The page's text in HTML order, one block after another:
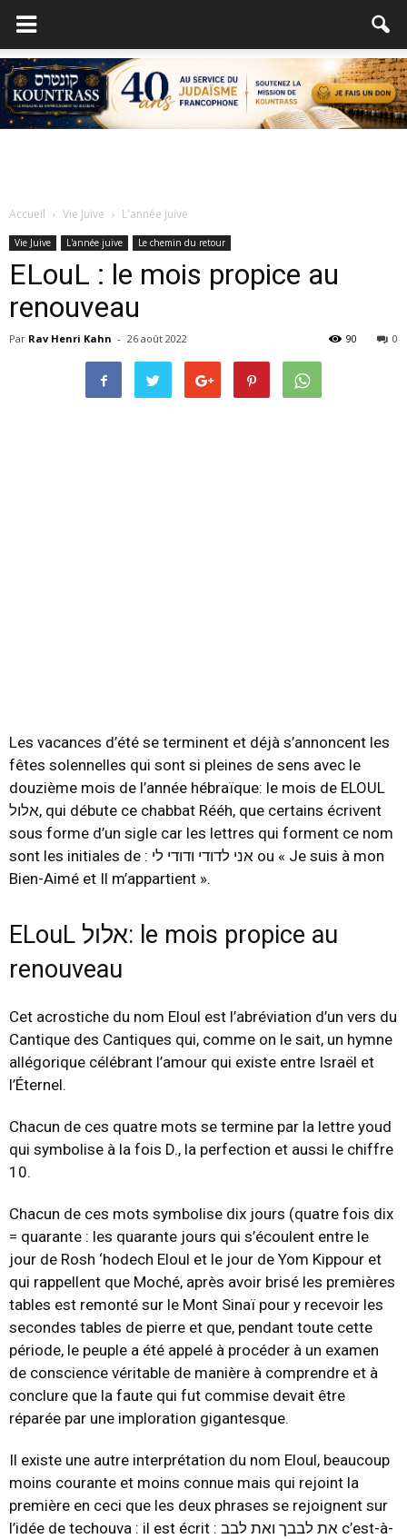
Accueil Vie Juive L'année juive
Vie Juive L'année juive Le chemin du retour
ELouL : le mois propice au
renouveau
Par Rav Henri Kahn - 26 août 2022 0
90
Les vacances d’été se terminent et déjà s’annoncent les
fêtes solennelles qui sont si pleines de sens avec le
douzième mois de l’année hébraïque: le mois de ELOUL
אלול, qui débute ce chabbat Rééh, que certains écrivent
sous forme d’un sigle car les lettres qui forment ce nom
sont les initiales de : אני לדודי ודודי לי ou « Je suis à mon
Bien-Aimé et Il m’appartient ».
ELouL אלול: le mois propice au
renouveau
Cet acrostiche du nom Eloul est l’abréviation d’un vers du
Cantique des Cantiques qui, comme on le sait, un hymne
allégorique célébrant l’amour qui existe entre Israël et
l’Éternel.
Chacun de ces quatre mots se termine par la lettre youd
qui symbolise à la fois D., la perfection et aussi le chiffre
10.
Chacun de ces mots symbolise dix jours (quatre fois dix
= quarante : les quarante jours qui s’écoulent entre le
jour de Rosh ‘hodech Eloul et le jour de Yom Kippour et
qui rappellent que Moché, après avoir brisé les premières
tables est remonté sur le Mont Sinaï pour y recevoir les
secondes tables de pierre et que, pendant toute cette
période, le peuple a été appelé à procéder à un examen
de conscience véritable de manière à comprendre et à
conclure que la faute qui fut commise devait être
réparée par une imploration gigantesque.
Il existe une autre interprétation du nom Eloul, beaucoup
moins courante et moins connue mais qui rejoint la
première en ceci que les deux phrases se rejoignent sur
l’idée de techouva : il est écrit : את לבבך ואת לבב c’est-à-